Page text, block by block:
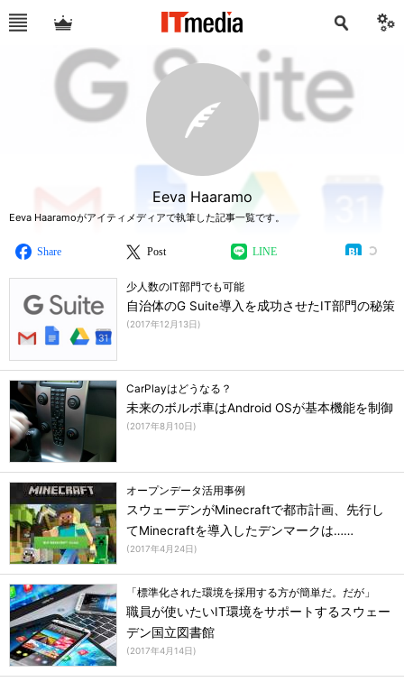
Eeva Haaramo
Eeva Haaramoがアイティメディアで執筆した記事一覧です。
Share Post LINE
少人数のIT部門でも可能
自治体のG Suite導入を成功させたIT部門の秘策
(2017年12月13日)
CarPlayはどうなる？
未来のボルボ車はAndroid OSが基本機能を制御
(2017年8月10日)
オープンデータ活用事例
スウェーデンがMinecraftで都市計画、先行し
てMinecraftを導入したデンマークは……
(2017年4月24日)
「標準化された環境を採用する方が簡単だ。だが」
職員が使いたいIT環境をサポートするスウェー
デン国立図書館
(2017年4月14日)